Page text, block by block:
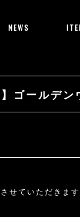
NEWS
】ゴールデ
せていただきます